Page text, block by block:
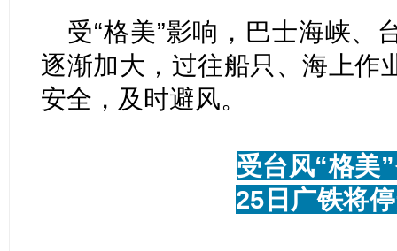
受“格美”影响，巴士海峡、
逐渐加大，过往船只、海上作
安全，及时避风。
受台风“格美
25日广铁将